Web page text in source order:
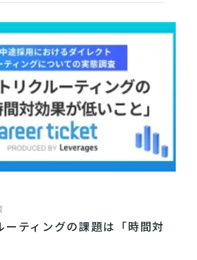
ーティングの課題は「時間対